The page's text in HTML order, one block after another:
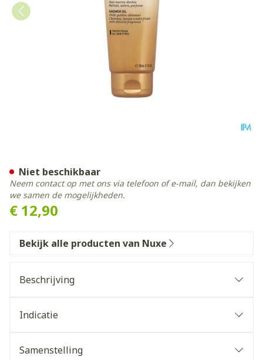
€ 12,90
Niet beschikbaar
Neem contact op met ons via telefoon of e-mail, dan bekijken
we samen de mogelijkheden.
Bekijk alle producten van Nuxe
Beschrijving
Indicatie
Samenstelling